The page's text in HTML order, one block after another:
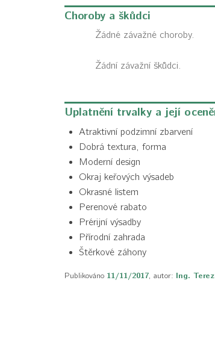
Choroby a škůdci
Žádné závažné choroby.
Žádní závažní škůdci.
Uplatnění trvalky a její
Atraktivní podzimní zbarvení
Dobrá textura, forma
Moderní design
Okraj keřových výsadeb
Okrasné listem
Perenové rabato
Prérijní výsadby
Přírodní zahrada
Štěrkové záhony
Publikováno 11/11/2017, autor: Ing.